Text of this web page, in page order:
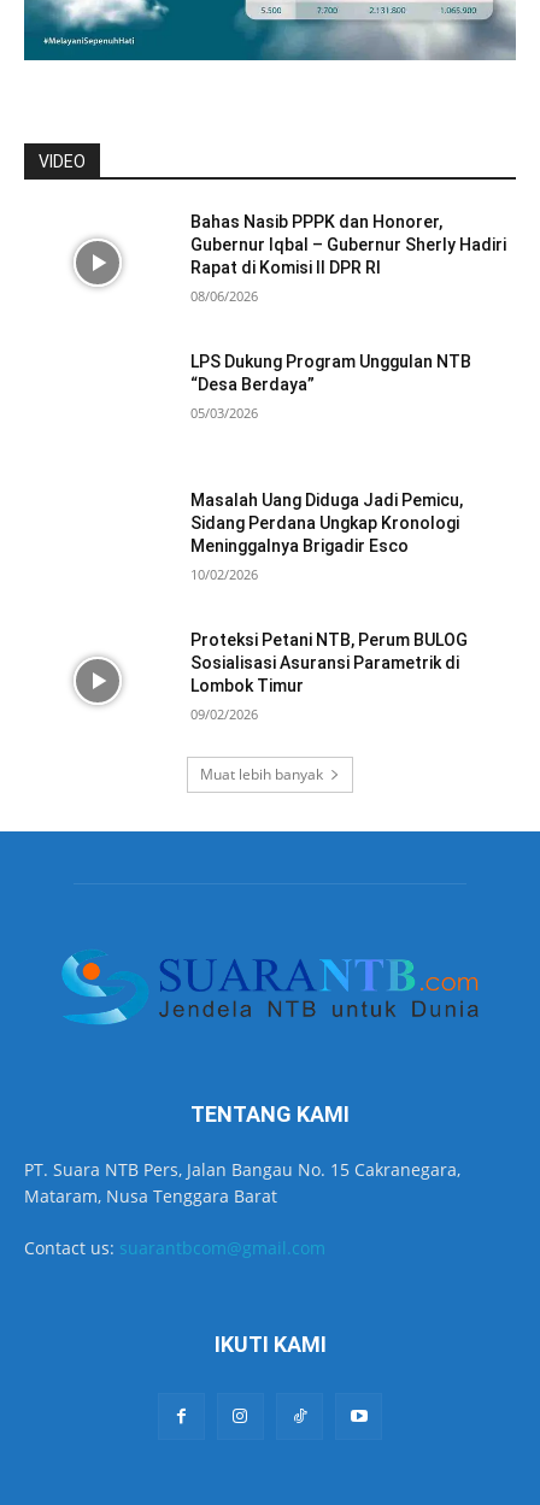
VIDEO
Bahas Nasib PPPK dan Honorer,
Gubernur Iqbal – Gubernur Sherly Hadiri
Rapat di Komisi II DPR RI
08/06/2026
LPS Dukung Program Unggulan NTB
“Desa Berdaya”
05/03/2026
Masalah Uang Diduga Jadi Pemicu,
Sidang Perdana Ungkap Kronologi
Meninggalnya Brigadir Esco
10/02/2026
Proteksi Petani NTB, Perum BULOG
Sosialisasi Asuransi Parametrik di
Lombok Timur
09/02/2026
Muat lebih banyak
TENTANG KAMI
PT. Suara NTB Pers, Jalan Bangau No. 15 Cakranegara,
Mataram, Nusa Tenggara Barat
Contact us: suarantbcom@gmail.com
IKUTI KAMI